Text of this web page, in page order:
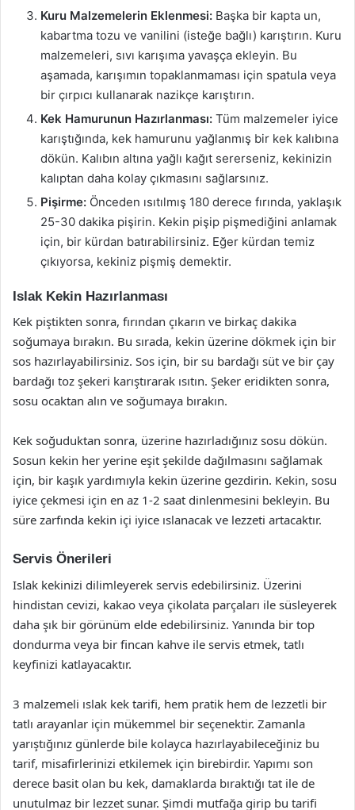
Kuru Malzemelerin Eklenmesi: Başka bir kapta un,
kabartma tozu ve vanilini (isteğe bağlı) karıştırın. Kuru
malzemeleri, sıvı karışıma yavaşça ekleyin. Bu
aşamada, karışımın topaklanmaması için spatula veya
bir çırpıcı kullanarak nazikçe karıştırın.
Kek Hamurunun Hazırlanması: Tüm malzemeler iyice
karıştığında, kek hamurunu yağlanmış bir kek kalıbına
dökün. Kalıbın altına yağlı kağıt sererseniz, kekinizin
kalıptan daha kolay çıkmasını sağlarsınız.
Pişirme: Önceden ısıtılmış 180 derece fırında, yaklaşık
25-30 dakika pişirin. Kekin pişip pişmediğini anlamak
için, bir kürdan batırabilirsiniz. Eğer kürdan temiz
çıkıyorsa, kekiniz pişmiş demektir.
Islak Kekin Hazırlanması
Kek piştikten sonra, fırından çıkarın ve birkaç dakika
soğumaya bırakın. Bu sırada, kekin üzerine dökmek için bir
sos hazırlayabilirsiniz. Sos için, bir su bardağı süt ve bir çay
bardağı toz şekeri karıştırarak ısıtın. Şeker eridikten sonra,
sosu ocaktan alın ve soğumaya bırakın.
Kek soğuduktan sonra, üzerine hazırladığınız sosu dökün.
Sosun kekin her yerine eşit şekilde dağılmasını sağlamak
için, bir kaşık yardımıyla kekin üzerine gezdirin. Kekin, sosu
iyice çekmesi için en az 1-2 saat dinlenmesini bekleyin. Bu
süre zarfında kekin içi iyice ıslanacak ve lezzeti artacaktır.
Servis Önerileri
Islak kekinizi dilimleyerek servis edebilirsiniz. Üzerini
hindistan cevizi, kakao veya çikolata parçaları ile süsleyerek
daha şık bir görünüm elde edebilirsiniz. Yanında bir top
dondurma veya bir fincan kahve ile servis etmek, tatlı
keyfinizi katlayacaktır.
3 malzemeli ıslak kek tarifi, hem pratik hem de lezzetli bir
tatlı arayanlar için mükemmel bir seçenektir. Zamanla
yarıştığınız günlerde bile kolayca hazırlayabileceğiniz bu
tarif, misafirlerinizi etkilemek için birebirdir. Yapımı son
derece basit olan bu kek, damaklarda bıraktığı tat ile de
unutulmaz bir lezzet sunar. Şimdi mutfağa girip bu tarifi